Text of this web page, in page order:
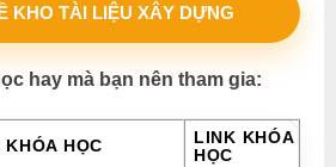
KHO TÀI LIỆU XÂY DỰNG
hay mà bạn nên tham gia:
KHÓA HỌC
LINK KHÓA
HỌC